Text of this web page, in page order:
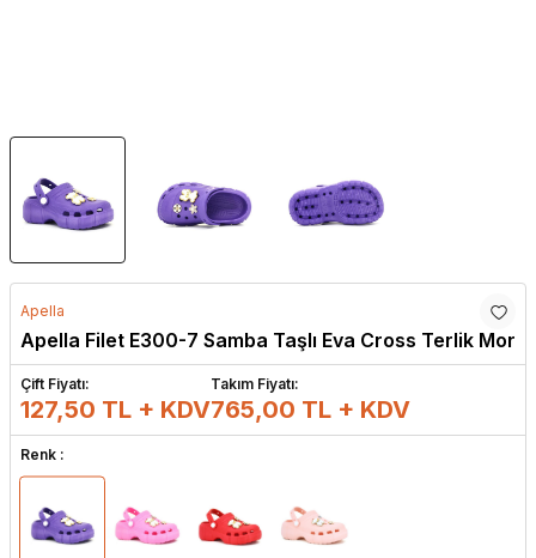
Apella
Apella Filet E300-7 Samba Taşlı Eva Cross Terlik Mor
Çift Fiyatı:
127,50 TL + KDV
Takım Fiyatı:
765,00 TL + KDV
Renk :